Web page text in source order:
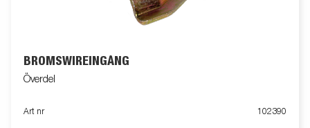
BROMSWIREINGÅNG
Överdel
Art nr 102390